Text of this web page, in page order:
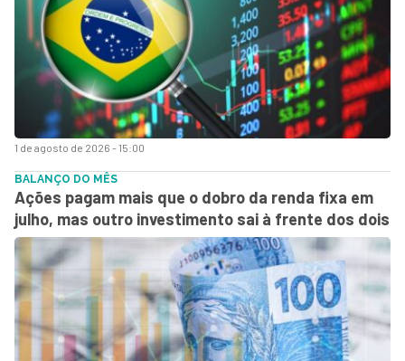
1 de agosto de 2026 - 15:00
BALANÇO DO MÊS
Ações pagam mais que o dobro da renda fixa em
julho, mas outro investimento sai à frente dos dois